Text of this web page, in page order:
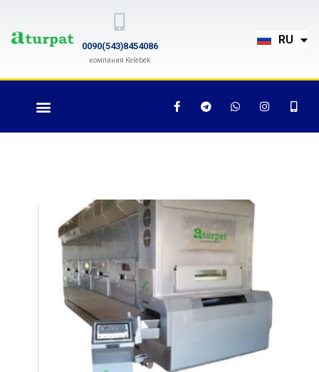
0090(543)8454086
компания Kelebek
RU
EN
Обжарочная машина
AT-700